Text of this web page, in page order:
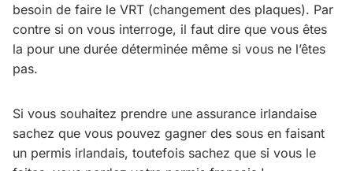
besoin de faire le VRT (changement des plaques). Par
contre si on vous interroge, il faut dire que vous êtes
la pour une durée déterminée même si vous ne l’êtes
pas.
Si vous souhaitez prendre une assurance irlandaise
sachez que vous pouvez gagner des sous en faisant
un permis irlandais, toutefois sachez que si vous le